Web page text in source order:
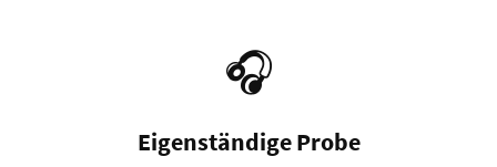
🎧
Eigenständige Probe